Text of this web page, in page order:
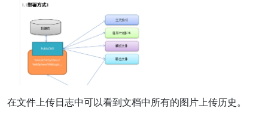
在文件上传日志中可以看到文档中所有的图片上传历史。